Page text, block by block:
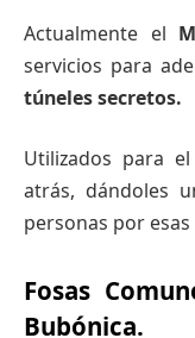
Actualmente el
servicios para
túneles secretos.
Utilizados para
atrás, dándoles
personas por
Fosas
Bubónica.